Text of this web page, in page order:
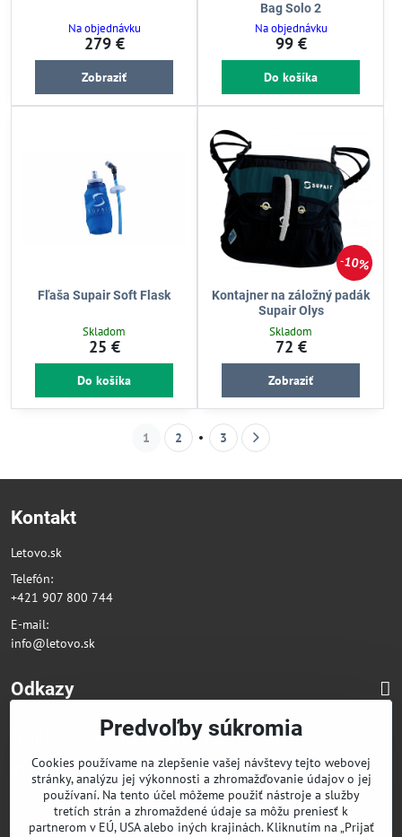
Na objednávku
279 €
Zobraziť
Bag Solo 2
Na objednávku
99 €
Do košíka
Fľaša Supair Soft Flask
Skladom
25 €
Do košíka
10%
Kontajner na záložný padák
Supair Olys
Skladom
72 €
Zobraziť
1 2 3
Kontakt
Letovo.sk
Telefón:
+421 907 800 744
E-mail:
info@letovo.sk
Odkazy
Nájdete nás na sociálnych sieťach
Facebook
Instagram
Predvoľby súkromia
Cookies používame na zlepšenie vašej návštevy tejto webovej
stránky, analýzu jej výkonnosti a zhromažďovanie údajov o jej
používaní. Na tento účel môžeme použiť nástroje a služby
tretích strán a zhromaždené údaje sa môžu preniesť k
partnerom v EÚ, USA alebo iných krajinách. Kliknutím na „Prijať